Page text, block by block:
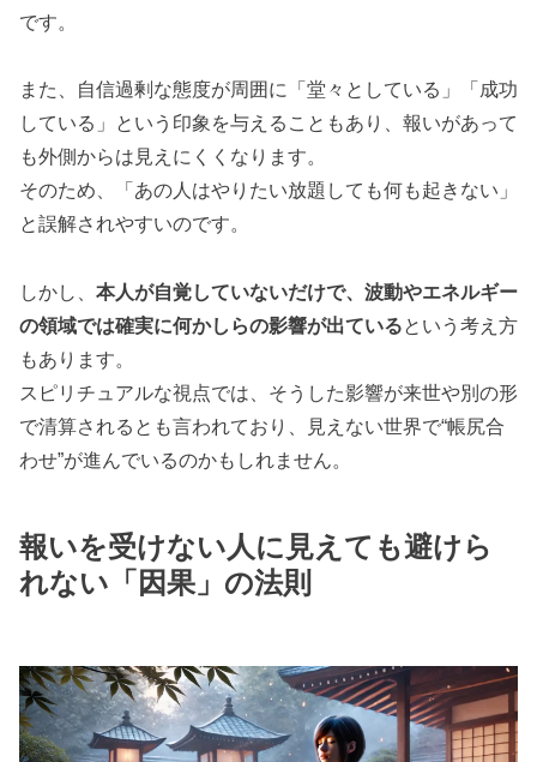
です。
また、自信過剰な態度が周囲に「堂々としている」「成功
している」という印象を与えることもあり、報いがあって
も外側からは見えにくくなります。
そのため、「あの人はやりたい放題しても何も起きない」
と誤解されやすいのです。
しかし、 本人が自覚していないだけで、波動やエネルギー
の領域では確実に何かしらの影響が出ているという考え方
もあります。
スピリチュアルな視点では、そうした影響が来世や別の形
で清算されるとも言われており、見えない世界で“帳尻合
わせ”が進んでいるのかもしれません。
報いを受けない人に見えても避けら
れない「因果」の法則